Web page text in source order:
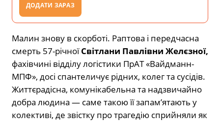
ДОДАТИ ЗАРАЗ
Малин знову в скорботі. Раптова і передчасна
смерть 57-річноїСвітлани Павлівни Желєзної,
фахівчині відділу логістики ПрАТ «Вайдманн-
МПФ», досі спантеличує рідних, колег та сусідів.
Життєрадісна, комунікабельна та надзвичайно
добра людина — саме такою її запам’ятають у
колективі, де звістку про трагедію сприйняли як